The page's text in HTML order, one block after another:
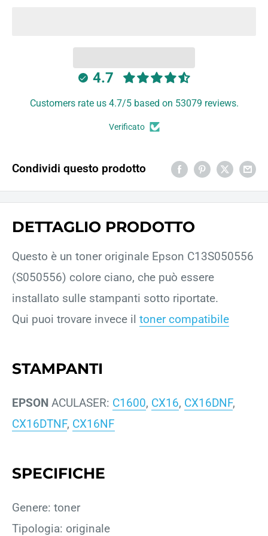
4.7
Customers rate us 4.7/5 based on 53079 reviews.
Verificato
Condividi questo prodotto
DETTAGLIO PRODOTTO
Questo è un toner originale Epson C13S050556
(S050556) colore ciano, che può essere
installato sulle stampanti sotto riportate.
Qui puoi trovare invece il toner compatibile
STAMPANTI
EPSON ACULASER: C1600, CX16, CX16DNF,
CX16DTNF, CX16NF
SPECIFICHE
Genere: toner
Tipologia: originale